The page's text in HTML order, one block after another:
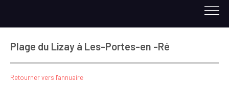
Plage du Lizay à Les-Portes-en -Ré
Retourner vers l'annuaire